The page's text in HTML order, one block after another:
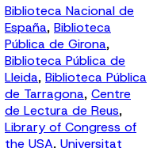
Biblioteca Nacional de
España, Biblioteca
Pública de Girona,
Biblioteca Pública de
Lleida, Biblioteca Pública
de Tarragona, Centre
de Lectura de Reus,
Library of Congress of
the USA, Universitat